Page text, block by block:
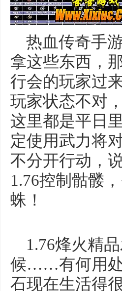
热血传奇手
拿这些东西，
行会的玩家过
玩家状态不对
这里都是平日
定使用武力将
不分开行动，
1.76控制骷髅
蛛！
1.76烽火精
候……有何用处
石现在生活得